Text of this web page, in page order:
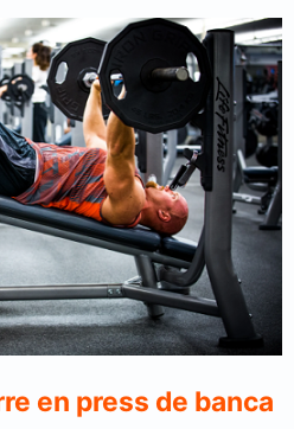
en press de banca